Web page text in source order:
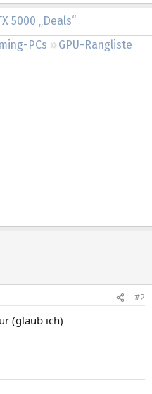
5000 „Deals“
PCs
GPU-Rangliste
#2
(glaub ich)